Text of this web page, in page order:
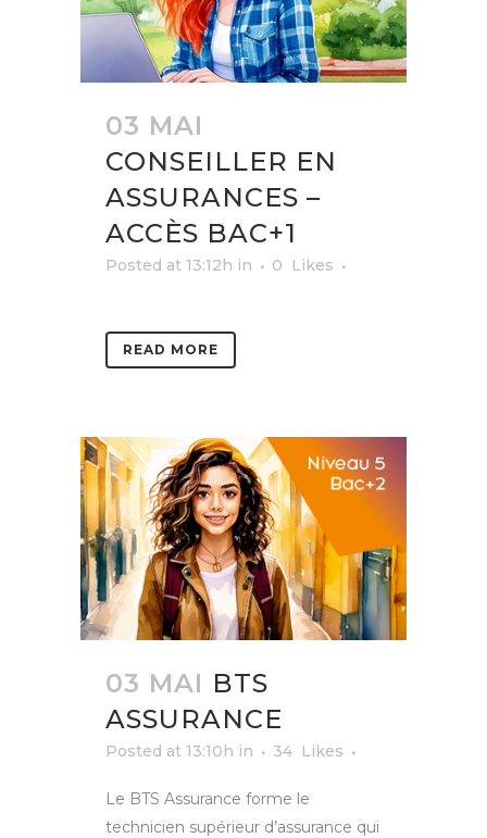
03 MAI
CONSEILLER EN
ASSURANCES –
ACCÈS BAC+1
Posted at 13:12h in 0 Likes
READ MORE
03 MAI BTS
ASSURANCE
Posted at 13:10h in 34 Likes
Le BTS Assurance forme le
technicien supérieur d’assurance qui